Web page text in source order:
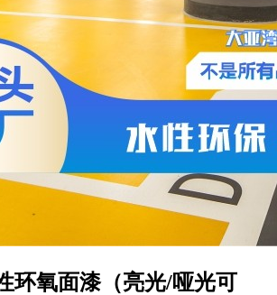
环氧面漆（亮光/哑光可